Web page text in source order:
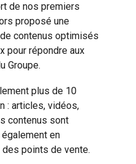
de nos premiers
proposé une
contenus optimisés
pour répondre aux
Groupe.
plus de 10
: articles, vidéos,
contenus sont
en
points de vente.